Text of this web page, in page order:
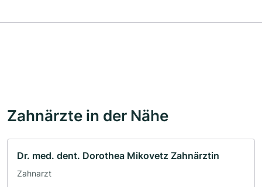
Zahnärzte in der Nähe
Dr. med. dent. Dorothea Mikovetz Zahnärztin
Zahnarzt